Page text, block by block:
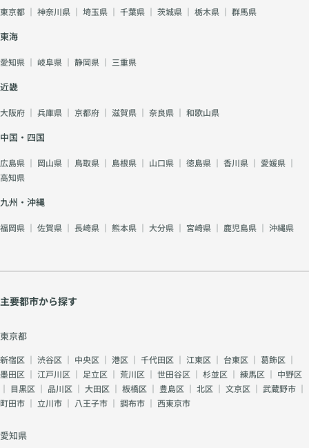
東京都 ｜ 神奈川県 ｜ 埼玉県 ｜ 千葉県 ｜ 茨城県 ｜ 栃木県 ｜ 群馬県
東海
愛知県 ｜ 岐阜県 ｜ 静岡県 ｜ 三重県
近畿
大阪府 ｜ 兵庫県 ｜ 京都府 ｜ 滋賀県 ｜ 奈良県 ｜ 和歌山県
中国・四国
広島県 ｜ 岡山県 ｜ 鳥取県 ｜ 島根県 ｜ 山口県 ｜ 徳島県 ｜ 香川県 ｜ 愛媛県 ｜
高知県
九州・沖縄
福岡県 ｜ 佐賀県 ｜ 長崎県 ｜ 熊本県 ｜ 大分県 ｜ 宮崎県 ｜ 鹿児島県 ｜ 沖縄県
主要都市から探す
東京都
新宿区 ｜ 渋谷区 ｜ 中央区 ｜ 港区 ｜ 千代田区 ｜ 江東区 ｜ 台東区 ｜ 葛飾区 ｜
墨田区 ｜ 江戸川区 ｜ 足立区 ｜ 荒川区 ｜ 世田谷区 ｜ 杉並区 ｜ 練馬区 ｜ 中野区
｜ 目黒区 ｜ 品川区 ｜ 大田区 ｜ 板橋区 ｜ 豊島区 ｜ 北区 ｜ 文京区 ｜ 武蔵野市 ｜
町田市 ｜ 立川市 ｜ 八王子市 ｜ 調布市 ｜ 西東京市
愛知県